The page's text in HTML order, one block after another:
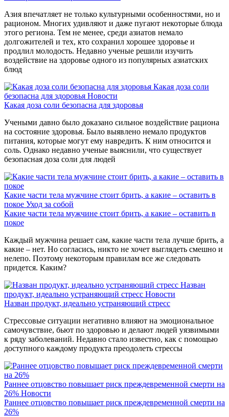
Азия впечатляет не только культурными особенностями, но и
рационом. Многих удивляют и даже пугают некоторые блюда
этого региона. Тем не менее, среди азиатов немало
долгожителей и тех, кто сохранил хорошее здоровье и
продлил молодость. Недавно ученые решили изучить
воздействие на здоровье одного из популярных азиатских
блюд
Какая доза соли
безопасна для здоровья Новости
Какая доза соли безопасна для здоровья
Учеными давно было доказано сильное воздействие рациона
на состояние здоровья. Было выявлено немало продуктов
питания, которые могут ему навредить. К ним относится и
соль. Однако недавно ученые выяснили, что существует
безопасная доза соли для людей
Какие части тела мужчине стоит брить, а какие – оставить в
покое Уход за собой
Какие части тела мужчине стоит брить, а какие – оставить в
покое
Каждый мужчина решает сам, какие части тела лучше брить, а
какие – нет. Но согласись, никто не хочет выглядеть смешно и
нелепо. Поэтому некоторым правилам все же следовать
придется. Каким?
Назван
продукт, идеально устраняющий стресс Новости
Назван продукт, идеально устраняющий стресс
Стрессовые ситуации негативно влияют на эмоциональное
самочувствие, бьют по здоровью и делают людей уязвимыми
к ряду заболеваний. Недавно стало известно, как с помощью
доступного каждому продукта преодолеть стрессы
Раннее отцовство повышает риск преждевременной смерти на
26% Новости
Раннее отцовство повышает риск преждевременной смерти на
26%